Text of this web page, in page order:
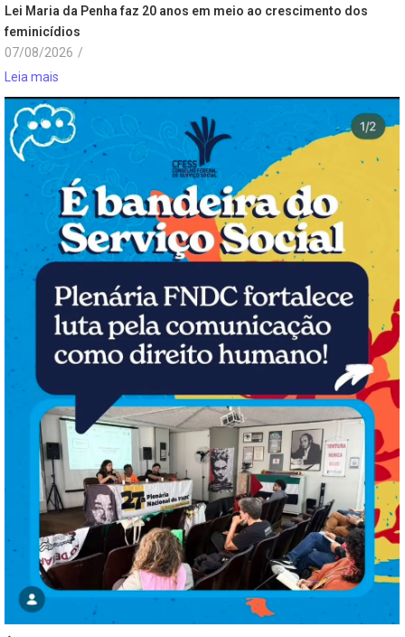
Lei Maria da Penha faz 20 anos em meio ao crescimento dos
feminicídios
07/08/2026 /
Leia mais